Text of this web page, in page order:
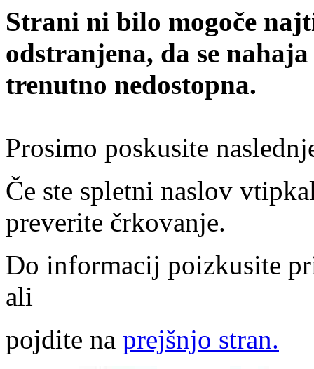
Strani ni bilo mogoče
odstranjena, da se
trenutno nedostopna.
Prosimo poskusite
Če ste spletni naslov
preverite črkovanje.
Do informacij poizkusite
ali
pojdite na prejšnjo stran.